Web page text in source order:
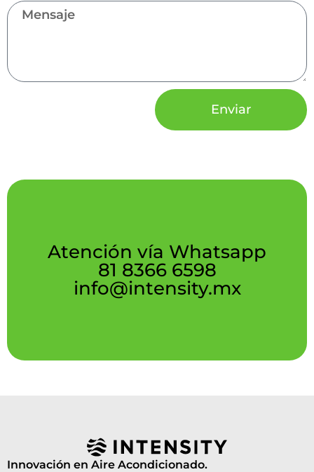
Enviar
Atención vía Whatsapp
81 8366 6598
info@intensity.mx
Innovación en Aire Acondicionado.